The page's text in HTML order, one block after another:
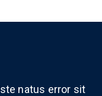
natus error sit